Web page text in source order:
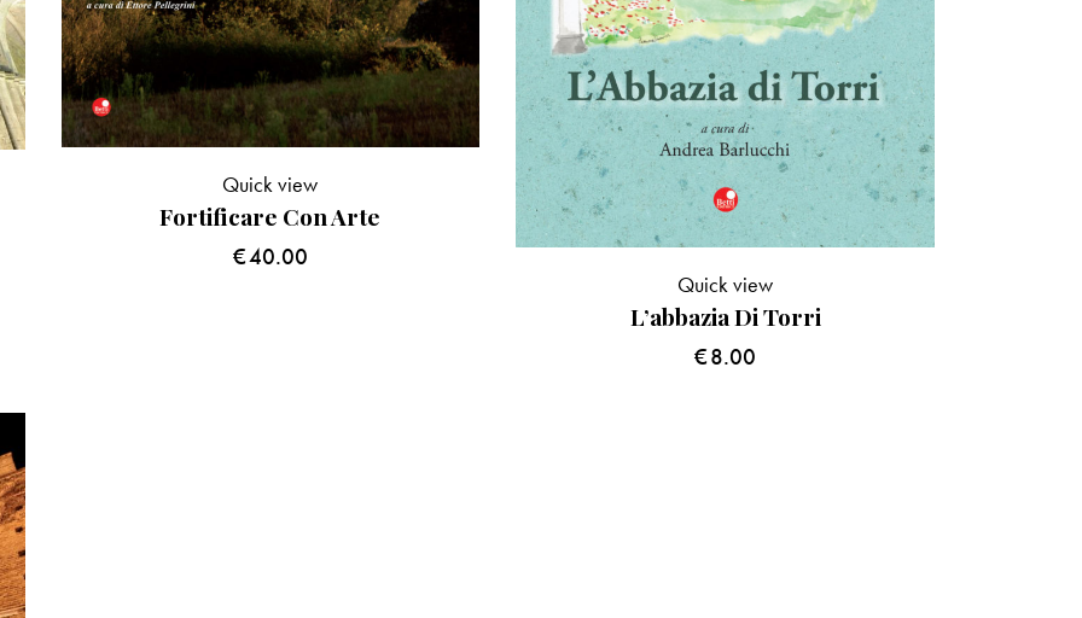
Fortificare Con Arte
€40.00
Quick view
L’abbazia Di Torri
€8.00
Quick view